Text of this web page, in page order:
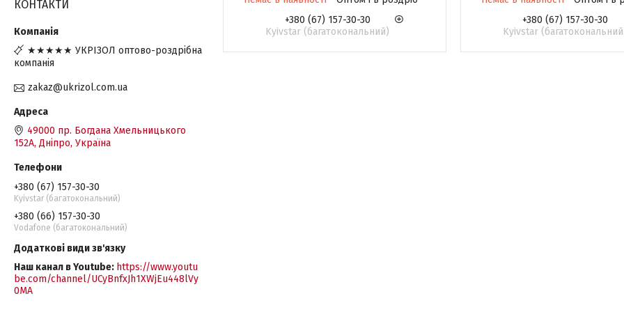
+380 (67) 157-30-30
Kyivstar (багатокональний)
+380 (67) 157-30-30
Kyivstar
КОНТАКТИ
★★★★★ УКРІЗОЛ оптово-роздрібна
компанія
zakaz@ukrizol.com.ua
49000 пр. Богдана Хмельницького
152А, Дніпро, Україна
+380 (67) 157-30-30
Kyivstar (багатокональний)
+380 (66) 157-30-30
Vodafone (багатокональний)
Наш канал в Youtube https://www.youtu
be.com/channel/UCyBnfxJh1XWjEu448lVy
0MA